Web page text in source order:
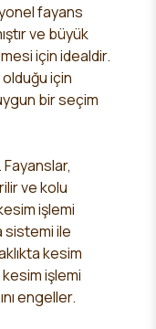
fayans
ve büyük
için idealdir.
olduğu için
bir seçim
ve kolu
işlemi
sistemi ile
kesim
işlemi
engeller.